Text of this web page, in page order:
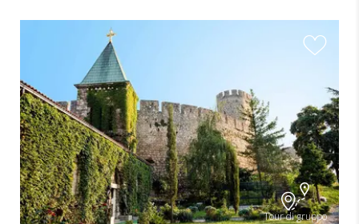
Tour di gruppo